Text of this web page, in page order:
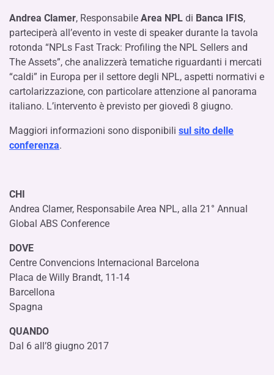
Andrea Clamer, Responsabile Area NPL di Banca IFIS,
parteciperà all’evento in veste di speaker durante la tavola
rotonda “NPLs Fast Track: Profiling the NPL Sellers and
The Assets”, che analizzerà tematiche riguardanti i mercati
“caldi” in Europa per il settore degli NPL, aspetti normativi e
cartolarizzazione, con particolare attenzione al panorama
italiano. L’intervento è previsto per giovedì 8 giugno.
Maggiori informazioni sono disponibili sul sito delle
conferenza.
CHI
Andrea Clamer, Responsabile Area NPL, alla 21° Annual
Global ABS Conference
DOVE
Centre Convencions Internacional Barcelona
Placa de Willy Brandt, 11-14
Barcellona
Spagna
QUANDO
Dal 6 all’8 giugno 2017